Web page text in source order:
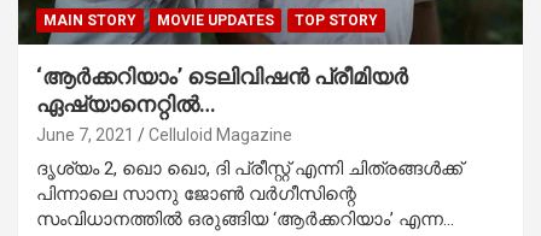
MAIN STORY MOVIE UPDATES TOP STORY
‘ആര്‍ക്കറിയാം’ ടെലിവിഷന്‍ പ്രീമിയര്‍
ഏഷ്യാനെറ്റില്‍…
June 7, 2021 Celluloid Magazine
ദൃശ്യം 2, ഖൊ ഖൊ, ദി പ്രീസ്റ്റ് എന്നി ചിത്രങ്ങള്‍ക്ക്
പിന്നാലെ സാനു ജോണ്‍ വര്‍ഗീസിന്റെ
സംവിധാനത്തില്‍ ഒരുങ്ങിയ ‘ആര്‍ക്കറിയാം’ എന്ന…